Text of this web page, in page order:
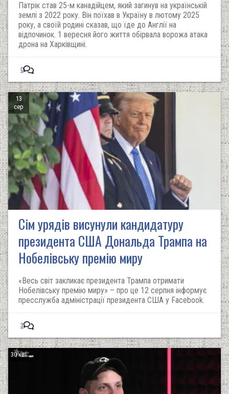
Патрік став 25-м канадійцем, який загинув на українській
землі з 2022 року. Він поїхав в Україну в лютому 2025
року, а своїй родині сказав, що їде до Англії на
відпочинок. 1 вересня його життя обірвала ворожа атака
дрона на Харківщині.
0
13
сер
Сім урядів висунули кандидатуру
президента США Дональда Трампа на
Нобелівську премію миру
«Весь світ закликає президента Трампа отримати
Нобелівську премію миру» – про це 12 серпня інформує
пресслужба адміністрації президента США у Facebook.
3
30 кві